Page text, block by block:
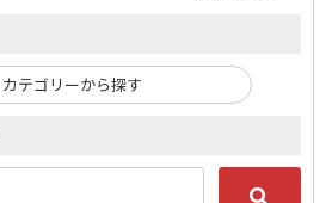
カテゴリーから探す